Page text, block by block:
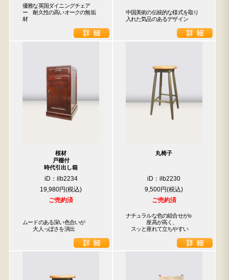
優雅な英国ダイニングチェア
ー　耐久性の高いオークの無垢
材
中国美術の伝統的な様式を取り
入れた気品のあるデザイン
桜材
戸棚付
時代引出し箱
iD：ilb2234
19,980円
ご売約済
ムードのある深い色合いが
大人っぽさを演出
丸椅子
iD：ilb2230
9,500円
ご売約済
ナチュラルな色の組合せが◎
座高が高く、
スッと座れて立ちやすい